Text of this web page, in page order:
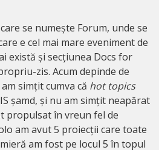
se numește Forum, unde se
e cel mai mare eveniment de
există și secțiunea Docs for
zis. Acum depinde de
simțit cumva că hot topics
șamd, și nu am simțit neapărat
propulsat în vreun fel de
am avut 5 proiecții care toate
am fost pe locul 5 în topul